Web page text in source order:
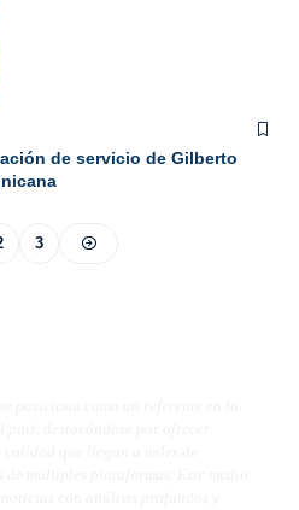
de servicio de Gilberto
3